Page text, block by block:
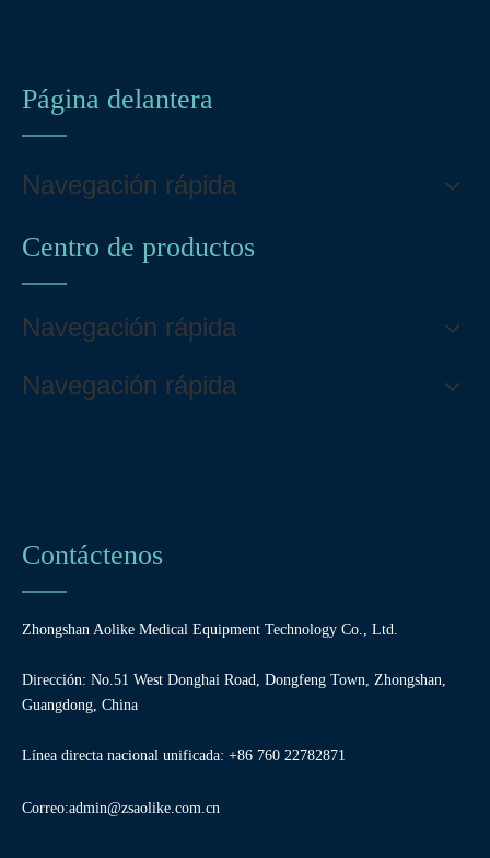
Página delantera
Navegación rápida
Centro de productos
Navegación rápida
Navegación rápida
Contáctenos
Zhongshan Aolike Medical Equipment Technology Co., Ltd.
Dirección: No.51 West Donghai Road, Dongfeng Town, Zhongshan,
Guangdong, China
Línea directa nacional unificada: +86 760 22782871
Correo:admin@zsaolike.com.cn